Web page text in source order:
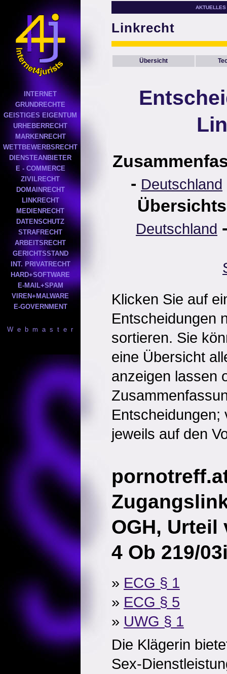
INTERNET
GRUNDRECHTE
GEISTIGES EIGENTUM
URHEBERRECHT
MARKENRECHT
WETTBEWERBSRECHT
DIENSTEANBIETER
E - COMMERCE
ZIVILRECHT
DOMAINRECHT
LINKRECHT
MEDIENRECHT
DATENSCHUTZ
STRAFRECHT
ARBEITSRECHT
GERICHTSSTAND
INT. PRIVATRECHT
HARD+SOFTWARE
E-MAIL+SPAM
VIREN+MALWARE
E-GOVERNMENT
W e b m a s t e r
AKTUELLES
Linkrecht
Übersicht
- Deutschland
Deutschland
Klicken Sie auf
Entscheidungen
sortieren. Sie
eine Übersicht
anzeigen lassen
Entscheidungen;
jeweils auf den
OGH, Urteil
4 Ob 219/
» ECG § 1
» ECG § 5
» UWG § 1
Die Klägerin
Sex-